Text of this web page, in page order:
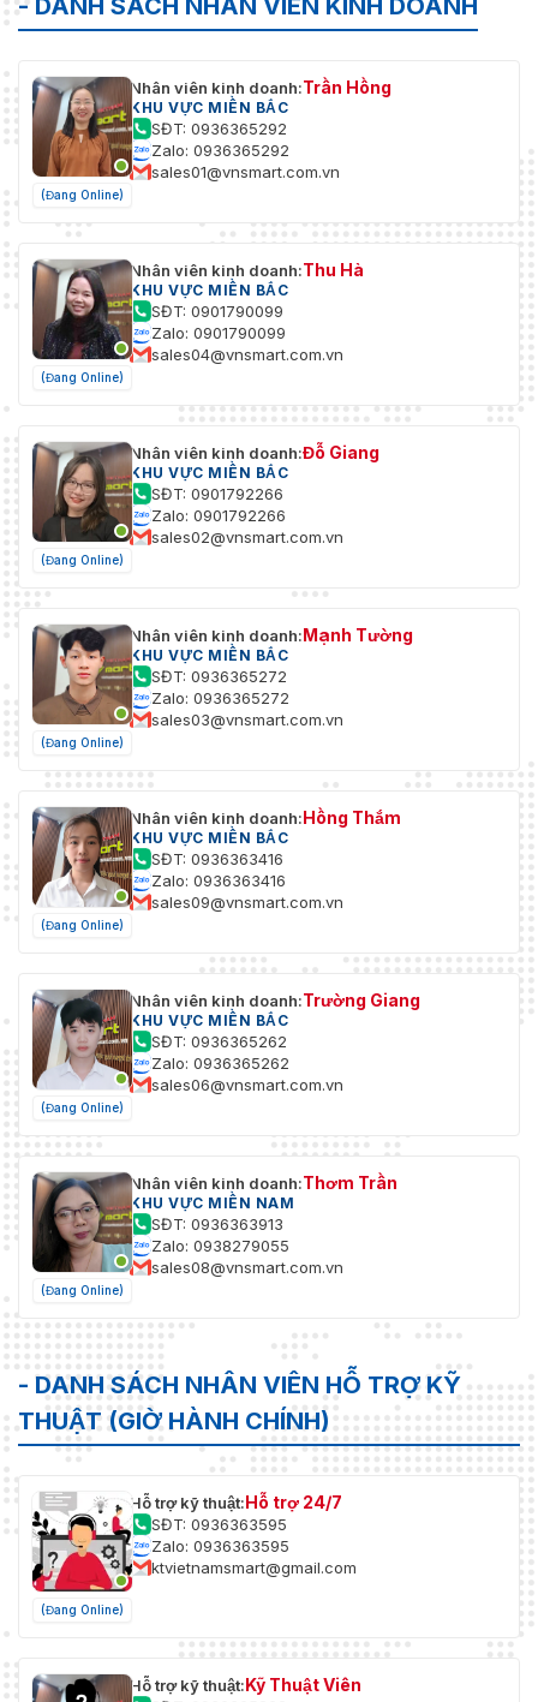
- DANH SÁCH NHÂN VIÊN KINH DOANH
(Đang Online)
Nhân viên kinh doanh:Trần Hồng
KHU VỰC MIỀN BẮC
SĐT: 0936365292
Zalo: 0936365292
sales01@vnsmart.com.vn
(Đang Online)
Nhân viên kinh doanh:Thu Hà
KHU VỰC MIỀN BẮC
SĐT: 0901790099
Zalo: 0901790099
sales04@vnsmart.com.vn
(Đang Online)
Nhân viên kinh doanh:Đỗ Giang
KHU VỰC MIỀN BẮC
SĐT: 0901792266
Zalo: 0901792266
sales02@vnsmart.com.vn
(Đang Online)
Nhân viên kinh doanh:Mạnh Tường
KHU VỰC MIỀN BẮC
SĐT: 0936365272
Zalo: 0936365272
sales03@vnsmart.com.vn
(Đang Online)
Nhân viên kinh doanh:Hồng Thắm
KHU VỰC MIỀN BẮC
SĐT: 0936363416
Zalo: 0936363416
sales09@vnsmart.com.vn
(Đang Online)
Nhân viên kinh doanh:Trường Giang
KHU VỰC MIỀN BẮC
SĐT: 0936365262
Zalo: 0936365262
sales06@vnsmart.com.vn
(Đang Online)
Nhân viên kinh doanh:Thơm Trần
KHU VỰC MIỀN NAM
SĐT: 0936363913
Zalo: 0938279055
sales08@vnsmart.com.vn
- DANH SÁCH NHÂN VIÊN HỖ TRỢ KỸ
THUẬT (GIỜ HÀNH CHÍNH)
(Đang Online)
Hỗ trợ kỹ thuật:Hỗ trợ 24/7
SĐT: 0936363595
Zalo: 0936363595
ktvietnamsmart@gmail.com
Hỗ trợ kỹ thuật:Kỹ Thuật Viên